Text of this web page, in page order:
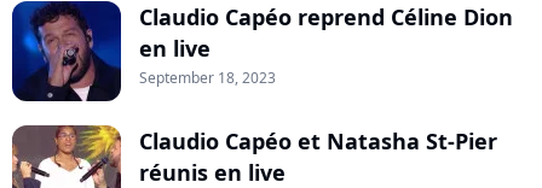
Claudio Capéo reprend Céline Dion
en live
September 18, 2023
Claudio Capéo et Natasha St-Pier
réunis en live